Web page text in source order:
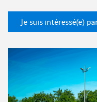
Je suis intéressé(e)